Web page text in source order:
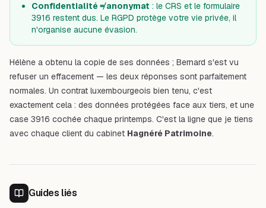
Confidentialité ≠ anonymat : le CRS et le formulaire
3916 restent dus. Le RGPD protège votre vie privée, il
n'organise aucune évasion.
Hélène a obtenu la copie de ses données ; Bernard s'est vu
refuser un effacement — les deux réponses sont parfaitement
normales. Un contrat luxembourgeois bien tenu, c'est
exactement cela : des données protégées face aux tiers, et une
case 3916 cochée chaque printemps. C'est la ligne que je tiens
avec chaque client du cabinet Hagnéré Patrimoine.
Guides liés